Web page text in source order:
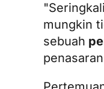
mungkin
sebuah